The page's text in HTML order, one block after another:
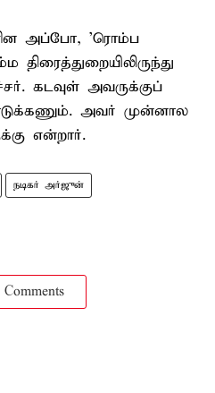
அப்போ, 'ரொம்ப
திரைத்துறையிலிருந்து
கடவுள் அவருக்குப்
அவர் முன்னால
என்றார்.
நடிகர் அர்ஜுன்